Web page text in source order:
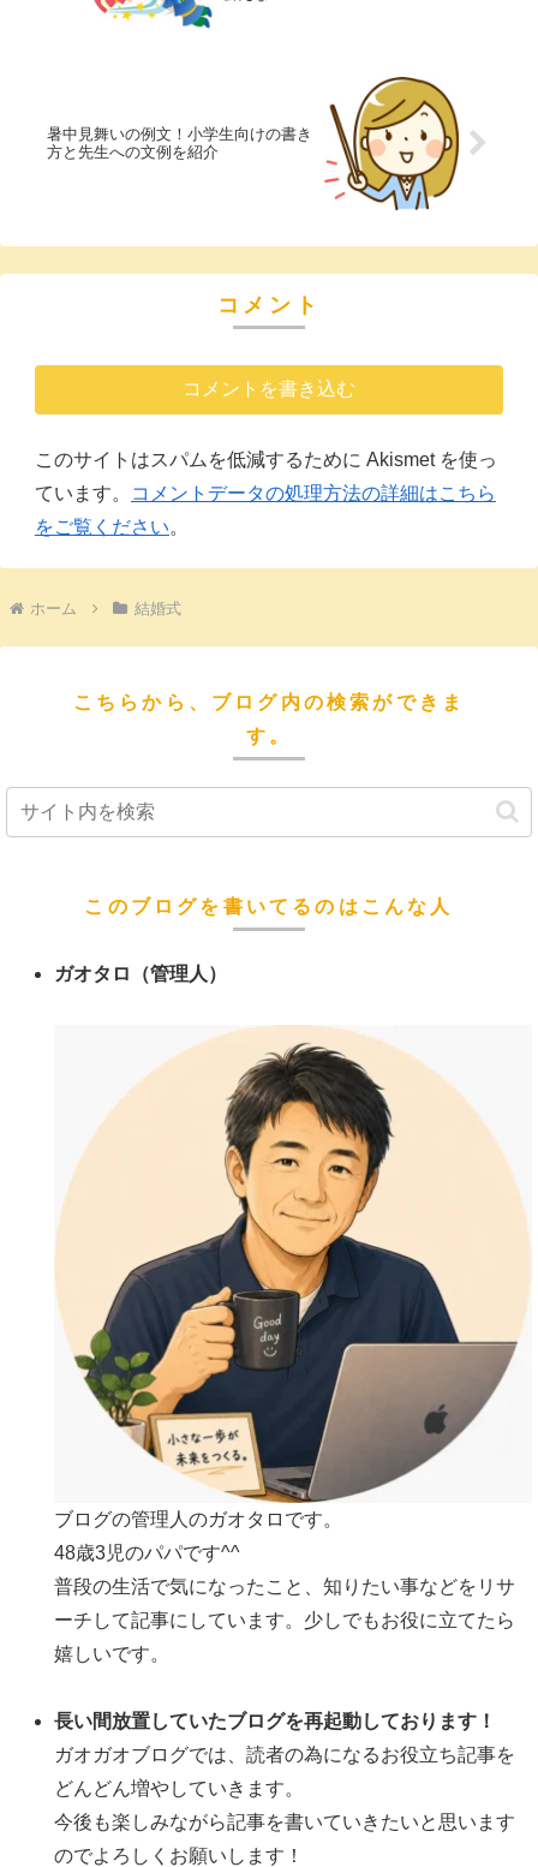
暑中見舞いの例文！小学生向けの書き
方と先生への文例を紹介
コメント
コメントを書き込む
このサイトはスパムを低減するために Akismet を使っ
ています。
コメントデータの処理方法の詳細はこちら
をご覧ください。
ホーム 結婚式
こちらから、ブログ内の検索ができま
す。
このブログを書いてるのはこんな人
ガオタロ（管理人）
ブログの管理人のガオタロです。
48歳3児のパパです^^
普段の生活で気になったこと、知りたい事などをリサ
ーチして記事にしています。少しでもお役に立てたら
嬉しいです。
長い間放置していたブログを再起動しております！
ガオガオブログでは、読者の為になるお役立ち記事を
どんどん増やしていきます。
今後も楽しみながら記事を書いていきたいと思います
のでよろしくお願いします！